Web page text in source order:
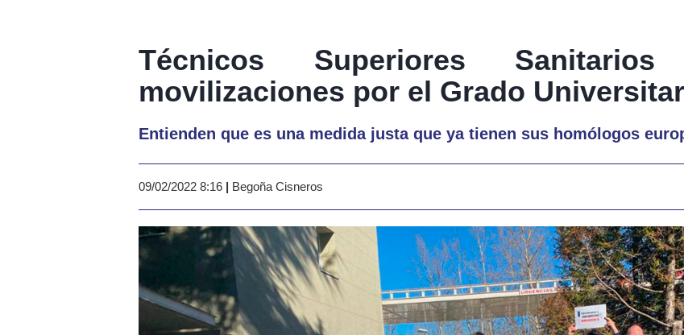
Técnicos Superiores
movilizaciones por el Grado
Entienden que es una medida justa que ya tienen sus homólogos
09/02/2022 8:16 | Begoña Cisneros